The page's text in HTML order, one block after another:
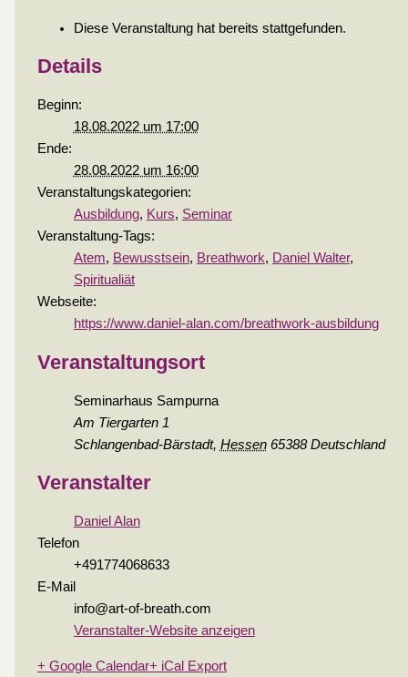
Diese Veranstaltung hat bereits stattgefunden.
Details
Beginn:
18.08.2022 um 17:00
Ende:
28.08.2022 um 16:00
Veranstaltungskategorien:
Ausbildung, Kurs, Seminar
Veranstaltung-Tags:
Atem, Bewusstsein, Breathwork, Daniel Walter,
Spiritualiät
Webseite:
https://www.daniel-alan.com/breathwork-ausbildung
Veranstaltungsort
Seminarhaus Sampurna
Am Tiergarten 1
Schlangenbad-Bärstadt, Hessen 65388 Deutschland
Veranstalter
Daniel Alan
Telefon
+491774068633
E-Mail
info@art-of-breath.com
Veranstalter-Website anzeigen
+ Google Calendar+ iCal Export